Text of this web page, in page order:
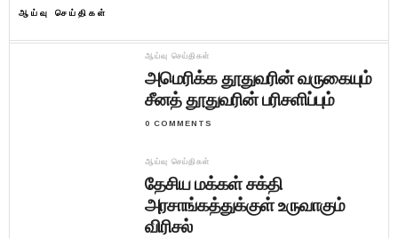
ஆய்வு செய்திகள்
ஆய்வு செய்திகள்
அமெரிக்க தூதுவரின் வருகையும்
சீனத் தூதுவரின் பரிசளிப்பும்
0 COMMENTS
ஆய்வு செய்திகள்
தேசிய மக்கள் சக்தி
அரசாங்கத்துக்குள் உருவாகும்
விரிசல்